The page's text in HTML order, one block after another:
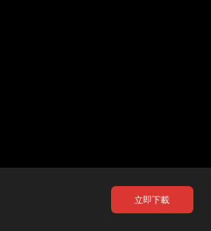
立即下載